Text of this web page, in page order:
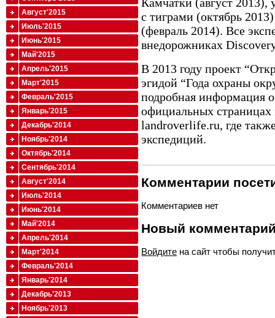
с тиграми (октябрь
(февраль 2014). Все
внедорожниках
В 2013 году проект
эгидой “Года охраны
подробная информация
официальных страницах
landroverlife.ru, где
экспедиций.
Комментарии
Комментариев нет
Новый
Войдите на сайт чтобы
Август'2015
Июль'2015
Июнь'2015
Май'2015
Апрель'2015
Март'2015
Февраль'2015
Январь'2015
Декабрь'2014
Ноябрь'2014
Октябрь'2014
Сентябрь'2014
Август'2014
Июль'2014
Июнь'2014
Май'2014
Апрель'2014
Март'2014
Февраль'2014
Январь'2014
Декабрь'2013
Ноябрь'2013